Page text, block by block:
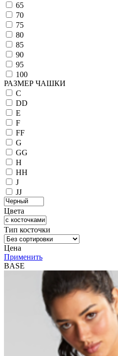
65
70
75
80
85
90
95
100
РАЗМЕР ЧАШКИ
C
DD
E
F
FF
G
GG
H
HH
J
JJ
Цвета
Тип косточки
Цена
Применить
BASE